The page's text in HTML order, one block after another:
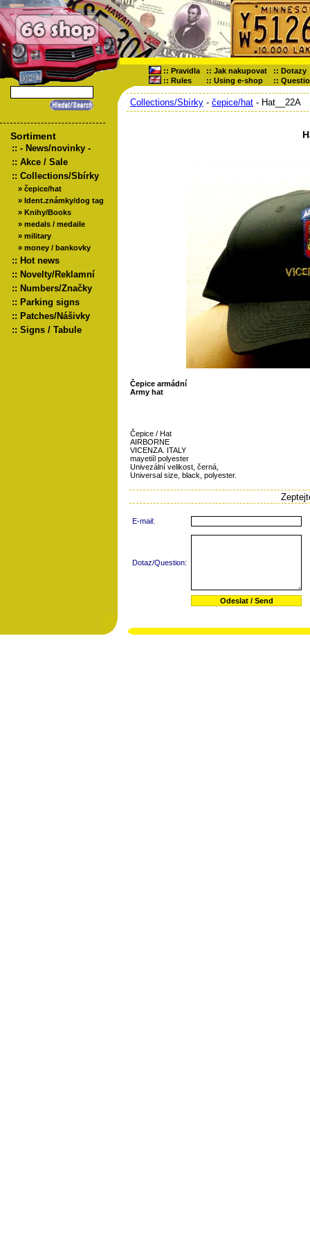
:: Pravidla :: Jak nakupovat :: Dotazy
:: Rules :: Using e-shop ::
Sortiment
:: - News/novinky -
:: Akce / Sale
:: Collections/Sbírky
» čepice/hat
» Ident.známky/dog tag
» Knihy/Books
» medals / medaile
» military
» money / bankovky
:: Hot news
:: Novelty/Reklamní
:: Numbers/Značky
:: Parking signs
:: Patches/Nášivky
:: Signs / Tabule
Collections/Sbírky - čepice/hat - Hat__22A
Čepice armádní
Army hat
Čepice / Hat
AIRBORNE
VICENZA. ITALY
mayetiíl polyester
Univezální velikost, černá,
Universal size, black, polyester.
E-mail:
Dotaz/Question: